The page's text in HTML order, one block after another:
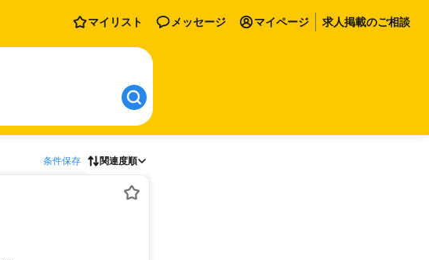
マイリスト メッセージ マイページ 求人掲載のご相談
条件保存 関連度順